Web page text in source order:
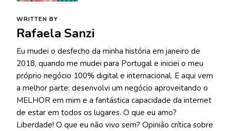
WRITTEN BY
Rafaela Sanzi
Eu mudei o desfecho da minha história em janeiro de
2018, quando me mudei para Portugal e iniciei o meu
próprio negócio 100% digital e internacional. E aqui vem
a melhor parte: desenvolvi um negócio aproveitando o
MELHOR em mim e a fantástica capacidade da internet
de estar em todos os lugares. O que eu amo?
Liberdade! O que eu não vivo sem? Opinião crítica sobre